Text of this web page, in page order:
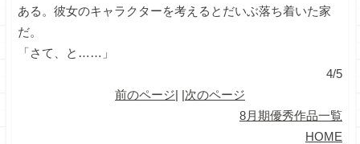
ある。彼女のキャラクターを考えるとだいぶ落ち着いた家
だ。
「さて、と……」
4/5
前のページ| |次のページ
8月期優秀作品一覧
HOME